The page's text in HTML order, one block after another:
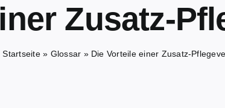
Zusatz-
Startseite» Glossar » Die Vorteile einer Zusatz-